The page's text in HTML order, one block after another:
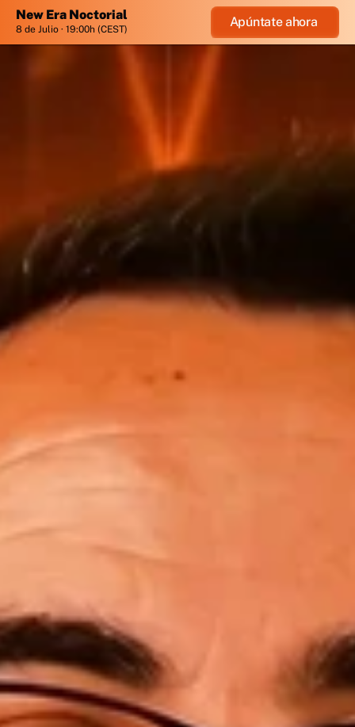
New Era Noctorial
8 de Julio · 19:00h (CEST) Apúntate ahora